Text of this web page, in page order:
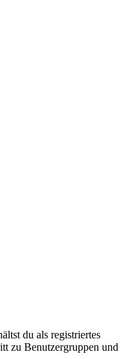
du als registriertes
zu Benutzergruppen und